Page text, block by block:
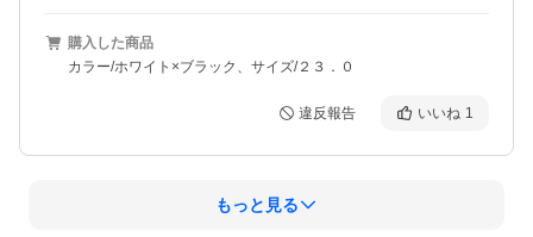
購入した商品
カラー/ホワイト×ブラック、サイズ/２３．０
違反報告 いいね 1
もっと見る